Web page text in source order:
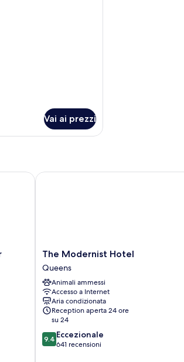
Vai ai prezzi
The
Modernist
Hotel
Queens
The Modernist Hotel
Queens
Animali ammessi
Accesso a Internet
Aria condizionata
Reception aperta 24 ore
su 24
9.4
su
9.4 Eccezionale
641 recensioni
The Modernist Hotel